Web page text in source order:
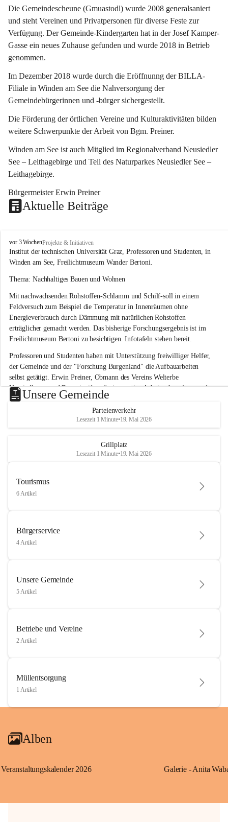
Die Gemeindescheune (Gmuastodl) wurde 2008 generalsaniert
und steht Vereinen und Privatpersonen für diverse Feste zur
Verfügung. Der Gemeinde-Kindergarten hat in der Josef Kamper-
Gasse ein neues Zuhause gefunden und wurde 2018 in Betrieb
genommen.
Im Dezember 2018 wurde durch die Eröffnunng der BILLA-
Filiale in Winden am See die Nahversorgung der
Gemeindebürgerinnen und -bürger sichergestellt.
Die Förderung der örtlichen Vereine und Kulturaktivitäten bilden
weitere Schwerpunkte der Arbeit von Bgm. Preiner.
Winden am See ist auch Mitglied im Regionalverband Neusiedler
See – Leithagebirge und Teil des Naturparkes Neusiedler See –
Leithagebirge.
Bürgermeister Erwin Preiner
Aktuelle Beiträge
W
i
n
e
a
m
S
e
e
vor 3 WochenProjekte & Initiativen
Institut der technischen Universität Graz, Professoren und Studenten, in
Winden am See, Freilichtmuseum Wander Bertoni.
Thema: Nachhaltiges Bauen und Wohnen
Mit nachwachsenden Rohstoffen-Schlamm und Schilf-soll in einem
Feldversuch zum Beispiel die Temperatur in Innenräumen ohne
Energieverbrauch durch Dämmung mit natürlichen Rohstoffen
erträglicher gemacht werden. Das bisherige Forschungsergebnis ist im
Freilichtmuseum Bertoni zu besichtigen. Infotafeln stehen bereit.
Professoren und Studenten haben mit Unterstützung freiwilliger Helfer,
der Gemeinde und der "Forschung Burgenland" die Aufbauarbeiten
selbst getätigt. Erwin Preiner, Obmann des Vereins Welterbe
Neusiedlersee und Bgm. ist über die innovative Arbeit sehr erfreut und
hofft auf baldige praktische Anwendung der Forschungsergebnisse.
Gerade in Zeiten des Klimawandels ist jede technologische Innovation
wichtig!
Unsere Gemeinde
Parteienverkehr
Lesezeit 1 Minute•19. Mai 2026
Grillplatz
Lesezeit 1 Minute•19. Mai 2026
Tourismus
6 Artikel
Bürgerservice
4 Artikel
Unsere Gemeinde
5 Artikel
Betriebe und Vereine
2 Artikel
Müllentsorgung
1 Artikel
Alben
Veranstaltungskalender 2026 Galerie - Anita